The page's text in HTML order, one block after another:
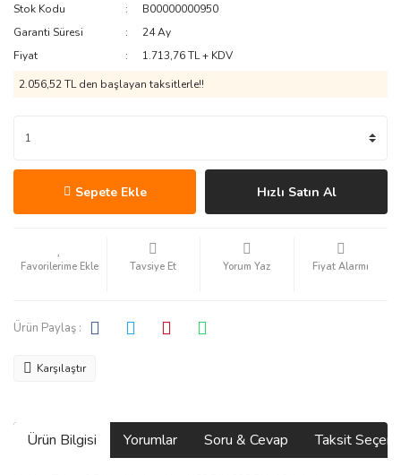
Stok Kodu
B00000000950
Garanti Süresi
24 Ay
Fiyat
1.713,76 TL + KDV
2.056,52 TL den başlayan taksitlerle!!
Sepete Ekle Hızlı Satın Al
Tavsiye Et Yorum Yaz Fiyat Alarmı
Ürün Paylaş :
Karşılaştır
Ürün Bilgisi Yorumlar Soru & Cevap Taksit